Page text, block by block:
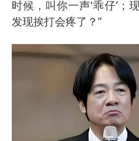
时候，叫你一声‘乖仔’；
发现挨打会疼了？”